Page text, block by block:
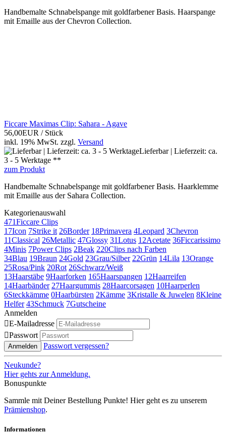
Handbemalte Schnabelspange mit goldfarbener Basis. Haarspange
mit Emaille aus der Chevron Collection.
Ficcare Maximas Clip: Sahara - Agave
56,00EUR / Stück
inkl. 19% MwSt. zzgl. Versand
Lieferbar | Lieferzeit: ca.
3 - 5 Werktage **
zum Produkt
Handbemalte Schnabelspange mit goldfarbener Basis. Haarklemme
mit Emaille aus der Sahara Collection.
Kategorienauswahl
471Ficcare Clips
17Icon 7Strike it 26Border 18Primavera 4Leopard 3Chevron
11Classical 26Metallic 47Glossy 31Lotus 12Acetate 36Ficcarissimo
4Minis 7Power Clips 2Beak 220Clips nach Farben
34Blau 19Braun 24Gold 23Grau/Silber 22Grün 14Lila 13Orange
25Rosa/Pink 20Rot 26Schwarz/Weiß
13Haarstäbe 9Haarforken 165Haarspangen 12Haarreifen
14Haarbänder 27Haargummis 28Haarcorsagen 10Haarperlen
6Steckkämme 0Haarbürsten 2Kämme 3Kristalle & Juwelen 8Kleine
Helfer 43Schmuck 7Gutscheine
Anmelden
E-Mailadresse
Passwort
Anmelden Passwort vergessen?
Neukunde?
Hier gehts zur Anmeldung.
Bonuspunkte
Sammle mit Deiner Bestellung Punkte! Hier geht es zu unserem
Prämienshop.
Informationen